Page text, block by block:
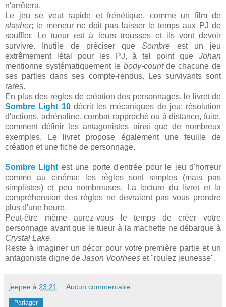
n'arrêtera.
Le jeu se veut rapide et frénétique, comme un film de
slasher; le meneur ne doit pas laisser le temps aux PJ de
souffler. Le tueur est à leurs trousses et ils vont devoir
survivre. Inutile de préciser queSombre est un jeu
extrêmement létal pour les PJ, à tel point que Johan
mentionne systématiquement le body-countde chacune de
ses parties dans ses compte-rendus. Les survivants sont
rares.
En plus des règles de création des personnages, le livret de
Sombre Light 10décrit les mécaniques de jeu: résolution
d'actions, adrénaline, combat rapproché ou à distance, fuite,
comment définir les antagonistes ainsi que de nombreux
exemples. Le livret propose également une feuille de
création et une fiche de personnage.
Sombre Light est une porte d'entrée pour le jeu d'horreur
comme au cinéma; les règles sont simples (mais pas
simplistes) et peu nombreuses. La lecture du livret et la
compréhension des règles ne devraient pas vous prendre
plus d'une heure.
Peut-être même aurez-vous le temps de créer votre
personnage avant que le tueur à la machette ne débarque à
Crystal Lake.
Reste à imaginer un décor pour votre première partie et un
antagoniste digne de Jason Voorhees et "roulez jeunesse".
jeepee à 23:21 Aucun commentaire:
Partager